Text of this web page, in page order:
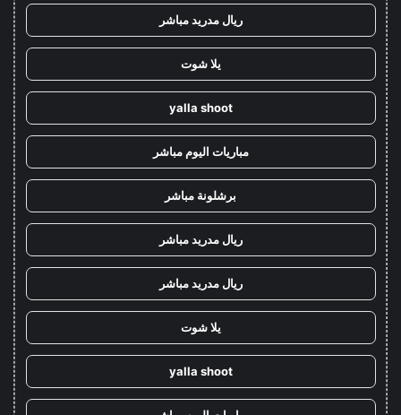
ريال مدريد مباشر
يلا شوت
yalla shoot
مباريات اليوم مباشر
برشلونة مباشر
ريال مدريد مباشر
ريال مدريد مباشر
يلا شوت
yalla shoot